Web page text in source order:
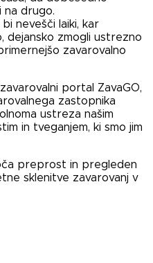
na drugo.
nevešči laiki, kar
dejansko zmogli ustrezno
zavarovalno
portal ZavaGO,
zastopnika
ustreza našim
in tveganjem, ki smo jim
preprost in pregleden
sklenitve zavarovanj v